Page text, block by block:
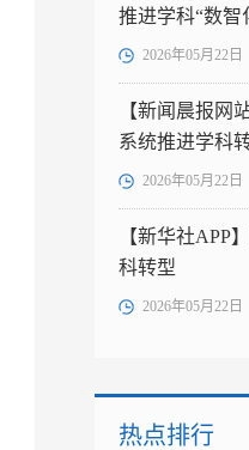
推进学科“数智
2026年05月22日
【新闻晨报网
系统推进学科
2026年05月22日
【新华社APP
科转型
2026年05月22日
热点排行